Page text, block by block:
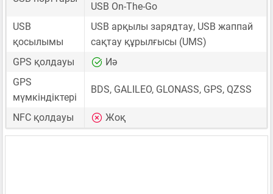
USB On-The-Go
USB
қосылымы
USB арқылы зарядтау, USB жаппай
сақтау құрылғысы (UMS)
GPS қолдауы
Иә
GPS
мүмкіндіктері
BDS, GALILEO, GLONASS, GPS, QZSS
NFC қолдауы Жоқ